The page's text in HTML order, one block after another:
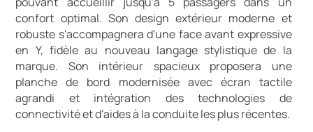
confort optimal. Son design extérieur moderne et
robuste s'accompagnera d'une face avant expressive
en Y, fidèle au nouveau langage stylistique de la
marque. Son intérieur spacieux proposera une
planche de bord modernisée avec écran tactile
agrandi et intégration des technologies de
connectivité et d'aides à la conduite les plus récentes.